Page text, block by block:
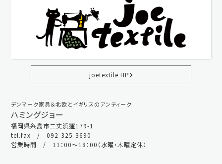
joetextile HP
デンマーク家具＆北欧とイギリスのアンティーク
ハミングジョー
福岡県糸島市二丈浜窪179-1
tel.fax / 092-325-3690
営業時間 / 11：00～18：00（水曜・木曜定休）